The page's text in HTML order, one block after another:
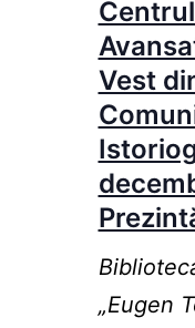
Vest
„Eugen